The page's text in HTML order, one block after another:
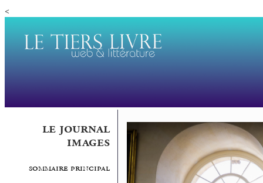
<
le journal
images
sommaire principal